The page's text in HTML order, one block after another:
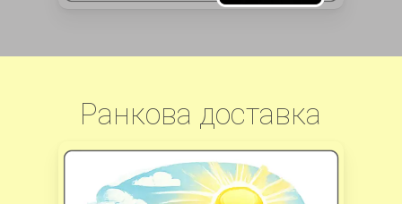
Ранкова доставка